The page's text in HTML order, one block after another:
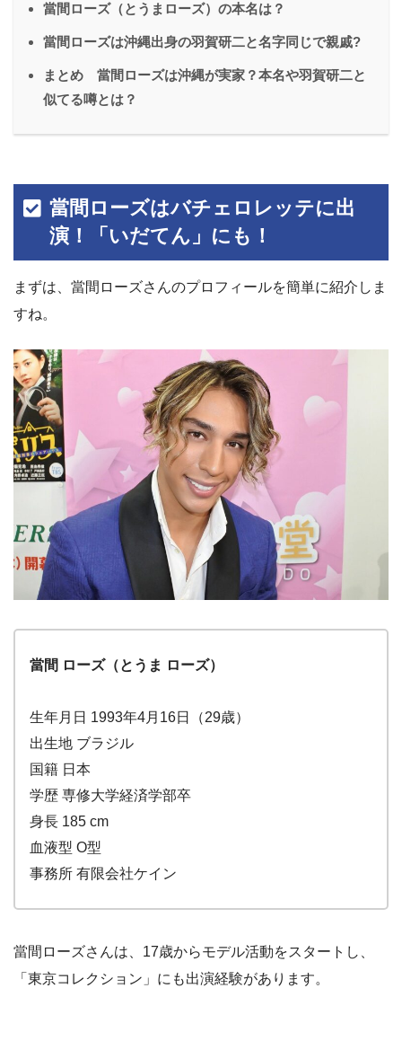
當間ローズ（とうまローズ）の本名は？
當間ローズは沖縄出身の羽賀研二と名字同じで親戚?
まとめ 當間ローズは沖縄が実家？本名や羽賀研二と
似てる噂とは？
當間ローズはバチェロレッテに出
演！「いだてん」にも！
まずは、當間ローズさんのプロフィールを簡単に紹介しま
すね。
當間 ローズ（とうま ローズ）
生年月日 1993年4月16日（29歳）
出生地 ブラジル
国籍 日本
学歴 専修大学経済学部卒
身長 185 cm
血液型 O型
事務所 有限会社ケイン
當間ローズさんは、17歳からモデル活動をスタートし、
「東京コレクション」にも出演経験があります。